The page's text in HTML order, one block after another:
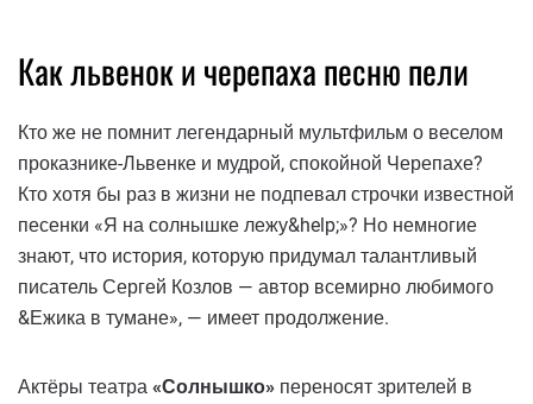
Как львенок и черепаха песню пели
Кто же не помнит легендарный мультфильм о веселом
проказнике-Львенке и мудрой, спокойной Черепахе?
Кто хотя бы раз в жизни не подпевал строчки известной
песенки «Я на солнышке лежу&help;»? Но немногие
знают, что история, которую придумал талантливый
писатель Сергей Козлов — автор всемирно любимого
&Ежика в тумане», — имеет продолжение.
Актёры театра «Солнышко» переносят зрителей в